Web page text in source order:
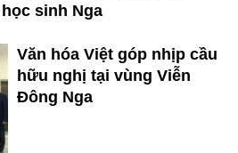
sinh Nga
Văn hóa Việt góp nhịp cầu
hữu nghị tại vùng Viễn
Đông Nga